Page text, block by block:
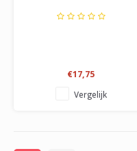
€17,75
Vergelijk